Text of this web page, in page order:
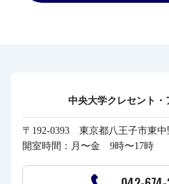
中央大学クレセント・
〒192-0393 東京都八王子市東中
開室時間：月〜金 9時〜17時